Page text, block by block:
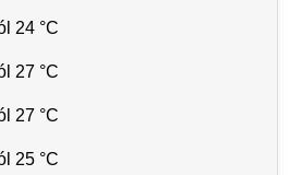
24 °C
27 °C
27 °C
25 °C